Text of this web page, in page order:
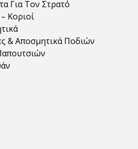
Για Τον Στρατό
Κοριοί
& Αποσμητικά Ποδιών